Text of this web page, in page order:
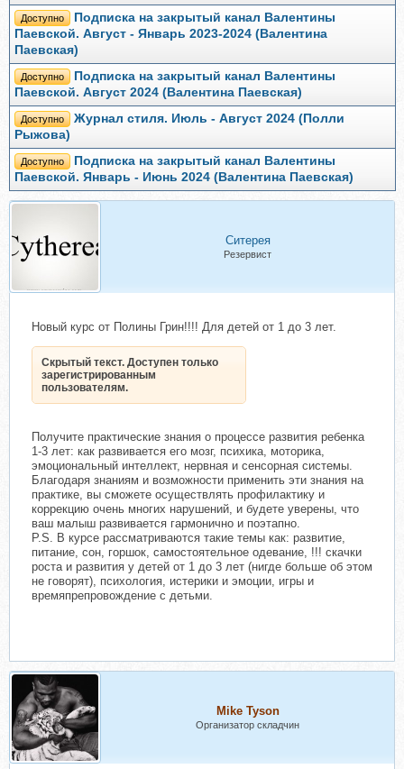
Доступно
Подписка на закрытый канал Валентины
Паевской. Август - Январь 2023-2024 (Валентина
Паевская)
Доступно
Подписка на закрытый канал Валентины
Паевской. Август 2024 (Валентина Паевская)
Доступно
Журнал стиля. Июль - Август 2024 (Полли
Рыжова)
Доступно
Подписка на закрытый канал Валентины
Паевской. Январь - Июнь 2024 (Валентина Паевская)
Ситерея
Резервист
Новый курс от Полины Грин!!!! Для детей от 1 до 3 лет.
Скрытый текст. Доступен только
зарегистрированным
пользователям.
Получите практические знания о процессе развития ребенка
1-3 лет: как развивается его мозг, психика, моторика,
эмоциональный интеллект, нервная и сенсорная системы.
Благодаря знаниям и возможности применить эти знания на
практике, вы сможете осуществлять профилактику и
коррекцию очень многих нарушений, и будете уверены, что
ваш малыш развивается гармонично и поэтапно.
P.S. В курсе рассматриваются такие темы как: развитие,
питание, сон, горшок, самостоятельное одевание, !!! скачки
роста и развития у детей от 1 до 3 лет (нигде больше об этом
не говорят), психология, истерики и эмоции, игры и
времяпрепровождение с детьми.
Mike Tyson
Организатор складчин